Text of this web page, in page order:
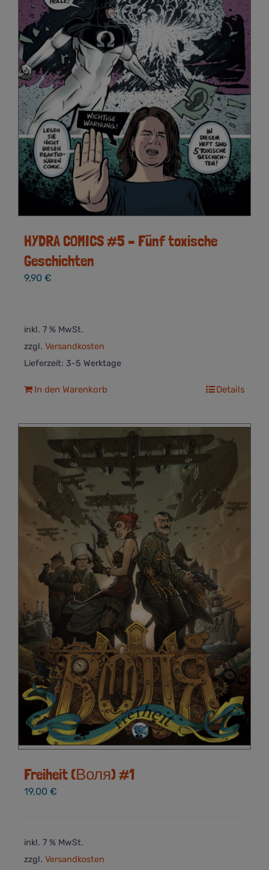
HYDRA COMICS #5 – Fünf toxische
Geschichten
9,90 €
inkl. 7 % MwSt.
zzgl. Versandkosten
Lieferzeit: 3-5 Werktage
In den Warenkorb Details
Freiheit (Воля) #1
19,00 €
inkl. 7 % MwSt.
zzgl. Versandkosten